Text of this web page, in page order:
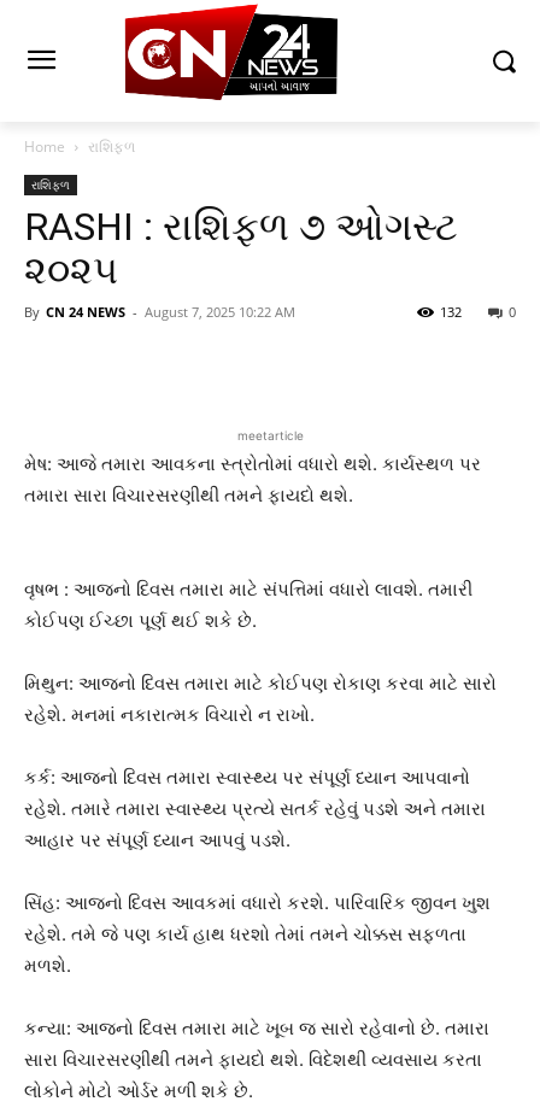
Home રાશિફળ
રાશિફળ
RASHI : રાશિફળ ૭ ઓગસ્ટ
૨૦૨૫
By CN 24 NEWS - August 7, 2025 10:22 AM 0
132
meetarticle
મેષ: આજે તમારા આવકના સ્ત્રોતોમાં વધારો થશે. કાર્યસ્થળ પર
તમારા સારા વિચારસરણીથી તમને ફાયદો થશે.
વૃષભ : આજનો દિવસ તમારા માટે સંપત્તિમાં વધારો લાવશે. તમારી
કોઈપણ ઈચ્છા પૂર્ણ થઈ શકે છે.
મિથુન: આજનો દિવસ તમારા માટે કોઈપણ રોકાણ કરવા માટે સારો
રહેશે. મનમાં નકારાત્મક વિચારો ન રાખો.
કર્ક: આજનો દિવસ તમારા સ્વાસ્થ્ય પર સંપૂર્ણ ધ્યાન આપવાનો
રહેશે. તમારે તમારા સ્વાસ્થ્ય પ્રત્યે સતર્ક રહેવું પડશે અને તમારા
આહાર પર સંપૂર્ણ ધ્યાન આપવું પડશે.
સિંહ: આજનો દિવસ આવકમાં વધારો કરશે. પારિવારિક જીવન ખુશ
રહેશે. તમે જે પણ કાર્ય હાથ ધરશો તેમાં તમને ચોક્કસ સફળતા
મળશે.
કન્યા: આજનો દિવસ તમારા માટે ખૂબ જ સારો રહેવાનો છે. તમારા
સારા વિચારસરણીથી તમને ફાયદો થશે. વિદેશથી વ્યવસાય કરતા
લોકોને મોટો ઓર્ડર મળી શકે છે.